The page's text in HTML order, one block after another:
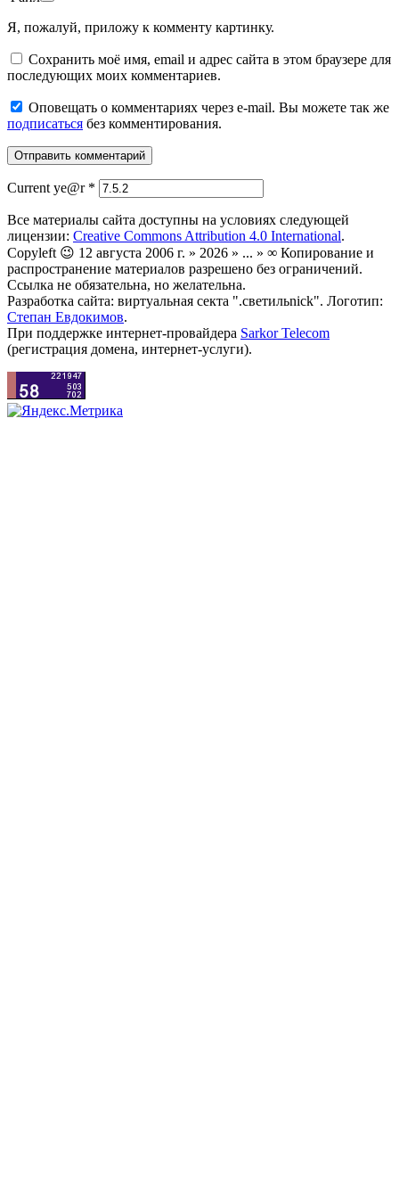
Я, пожалуй, приложу к комменту картинку.
Сохранить моё имя, email и адрес сайта в этом браузере для
последующих моих комментариев.
Оповещать о комментариях через e-mail. Вы можете так же
подписаться без комментирования.
Current ye@r *
Все материалы сайта доступны на условиях следующей
лицензии: Creative Commons Attribution 4.0 International.
Copyleft 😉 12 августа 2006 г. » 2026 » ... » ∞ Копирование и
распространение материалов разрешено без ограничений.
Ссылка не обязательна, но желательна.
Разработка сайта: виртуальная секта ".светильnick". Логотип:
Степан Евдокимов.
При поддержке интернет-провайдера Sarkor Telecom
(регистрация домена, интернет-услуги).